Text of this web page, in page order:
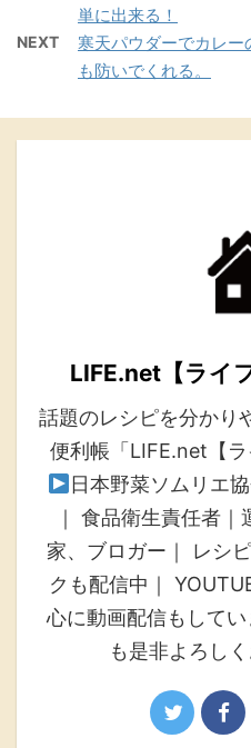
単に出来る！
NEXT
寒天パウダーでカレ
も防いでくれる。
LIFE.net【ライ
話題のレシピを分かり
便利帳「LIFE.net【ラ
日本野菜ソムリエ
｜ 食品衛生責任者
家、ブロガー｜ レシ
クも配信中｜
心に動画配信もして
も是非よろし